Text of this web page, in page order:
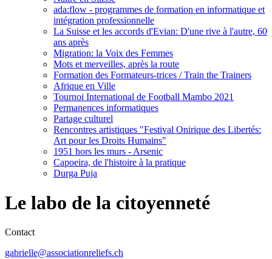
ada:flow - programmes de formation en informatique et
intégration professionnelle
La Suisse et les accords d'Evian: D'une rive à l'autre, 60
ans après
Migration: la Voix des Femmes
Mots et merveilles, après la route
Formation des Formateurs-trices / Train the Trainers
Afrique en Ville
Tournoi International de Football Mambo 2021
Permanences informatiques
Partage culturel
Rencontres artistiques "Festival Onirique des Libertés:
Art pour les Droits Humains"
1951 hors les murs - Arsenic
Capoeira, de l'histoire à la pratique
Durga Puja
Le labo de la citoyenneté
Contact
gabrielle@associationreliefs.ch